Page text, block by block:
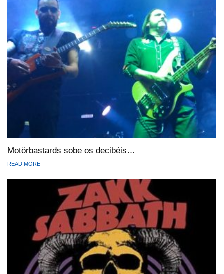
Motörbastards sobe os decibéis…
READ MORE